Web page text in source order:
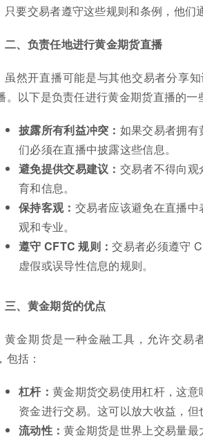
只要交易者遵守这些规则和条例，他们
二、负责任地进行黄金期货直播
虽然开直播可能是与其他交易者分享
。以下是负责任进行黄金期货直播的一
披露所有利益冲突： 如果交易者拥
们必须在直播中披露这些信息。
避免提供交易建议： 交易者不得向
育和信息。
保持客观： 交易者应该避免在直播
观和专业。
遵守 CFTC 规则：交易者必须遵守
虚假或误导性信息的规则。
三、黄金期货的优点
黄金期货是一种金融工具，允许交易
包括：
杠杆： 黄金期货交易使用杠杆，这
资金进行交易。这可以放大收益，但
流动性：黄金期货是世界上交易量